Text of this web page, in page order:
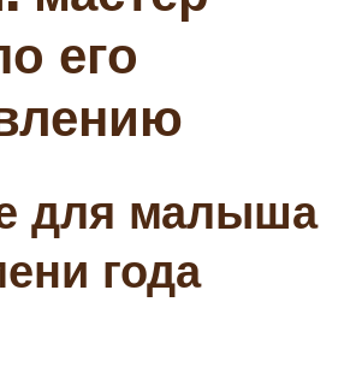
его
для малыша
года